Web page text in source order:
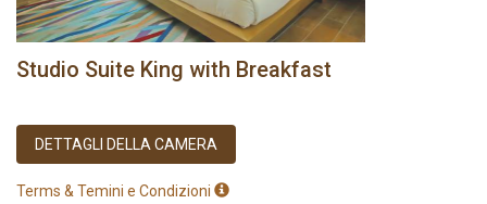
Studio Suite King with Breakfast
DETTAGLI DELLA CAMERA
Terms & Temini e Condizioni